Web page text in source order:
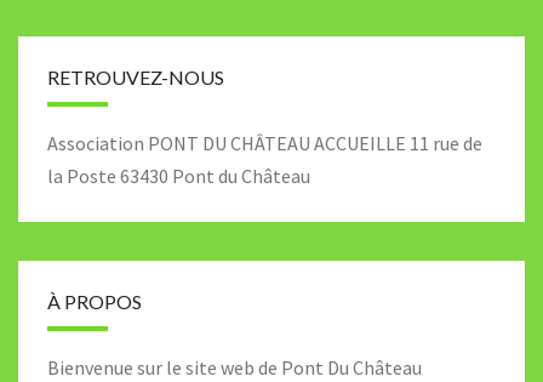
RETROUVEZ-NOUS
Association PONT DU CHÂTEAU ACCUEILLE 11 rue de
la Poste 63430 Pont du Château
À PROPOS
Bienvenue sur le site web de Pont Du Château